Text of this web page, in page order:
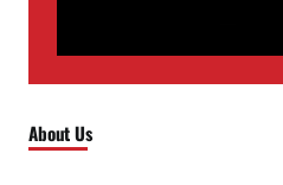
About Us